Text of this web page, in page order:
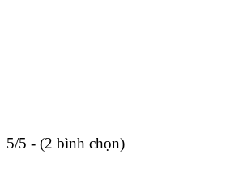
5/5 - (2 bình chọn)